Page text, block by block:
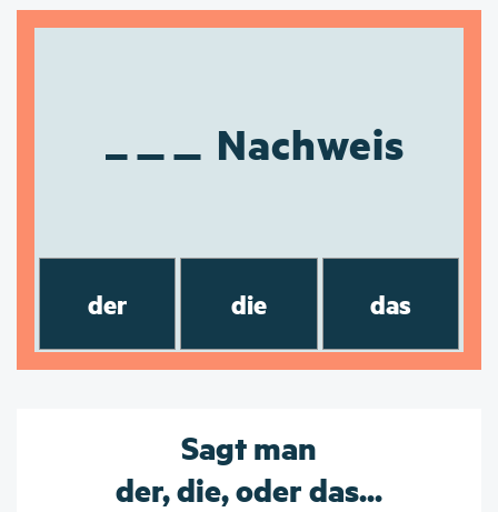
Nachweis
der die das
Sagt man
der, die, oder das...